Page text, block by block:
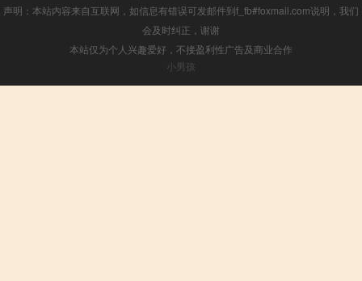
声明：本站内容来自互联网，如信息有错误可发邮件到f_fb#foxmail.com说明，我们
会及时纠正，谢谢
本站仅为个人兴趣爱好，不接盈利性广告及商业合作
小男孩